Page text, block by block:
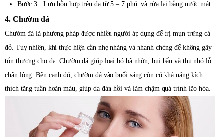
Bước 3: Lưu hỗn hợp trên da từ 5 – 7 phút và rửa lại bằng nước mát
4. Chườm đá
Chườm đá là phương pháp được nhiều người áp dụng để trị mụn trứng cá
đỏ. Tuy nhiên, khi thực hiện cần nhẹ nhàng và nhanh chóng để không gây
tổn thương cho da. Chườm đá giúp loại bỏ bã nhờn, bụi bẩn và thu nhỏ lỗ
chân lông. Bên cạnh đó, chườm đá vào buổi sáng còn có khả năng kích
thích tăng tuần hoàn máu, giúp da đàn hồi và làm chậm quá trình lão hóa.